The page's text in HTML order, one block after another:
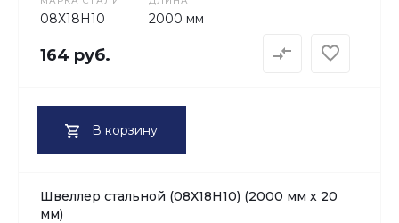
08Х18H10 2000 мм
164 руб.
В корзину
Швеллер стальной (08Х18H10) (2000 мм х 20
мм)